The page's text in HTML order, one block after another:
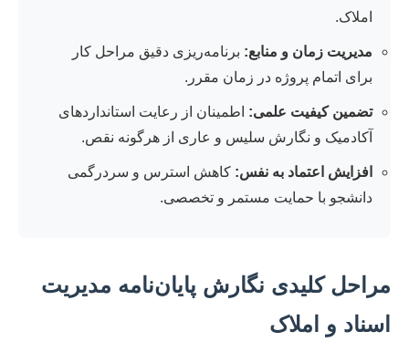
املاک.
مدیریت زمان و منابع: برنامه‌ریزی دقیق مراحل کار
برای اتمام پروژه در زمان مقرر.
تضمین کیفیت علمی: اطمینان از رعایت استانداردهای
آکادمیک و نگارش سلیس و عاری از هرگونه نقص.
افزایش اعتماد به نفس: کاهش استرس و سردرگمی
دانشجو با حمایت مستمر و تخصصی.
مراحل کلیدی نگارش پایان‌نامه مدیریت
اسناد و املاک